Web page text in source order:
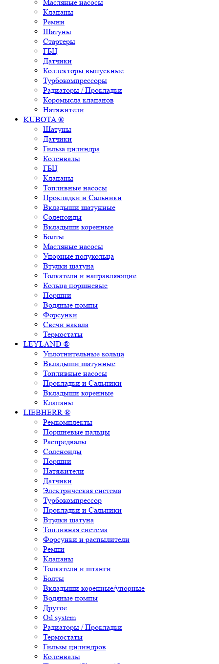
Масляные насосы
Клапаны
Ремни
Шатуны
Стартеры
ГБЦ
Датчики
Коллекторы выпускные
Турбокомпрессоры
Радиаторы / Прокладки
Коромысла клапанов
Натяжители
KUBOTA ®
Шатуны
Датчики
Гильза цилиндра
Коленвалы
ГБЦ
Клапаны
Топливные насосы
Прокладки и Сальники
Вкладыши шатунные
Соленоиды
Вкладыши коренные
Болты
Масляные насосы
Упорные полукольца
Втулки шатуна
Толкатели и направляющие
Кольца поршневые
Поршни
Водяные помпы
Форсунки
Свечи накала
Термостаты
LEYLAND ®
Уплотнительные кольца
Вкладыши шатунные
Топливные насосы
Прокладки и Сальники
Вкладыши коренные
Клапаны
LIEBHERR ®
Ремкомплекты
Поршневые пальцы
Распредвалы
Соленоиды
Поршни
Натяжители
Датчики
Электрическая система
Турбокомпрессор
Прокладки и Сальники
Втулки шатуна
Топливная система
Форсунки и распылители
Ремни
Клапаны
Толкатели и штанги
Болты
Вкладыши коренные/упорные
Водяные помпы
Другое
Oil system
Радиаторы / Прокладки
Термостаты
Гильзы цилиндров
Коленвалы